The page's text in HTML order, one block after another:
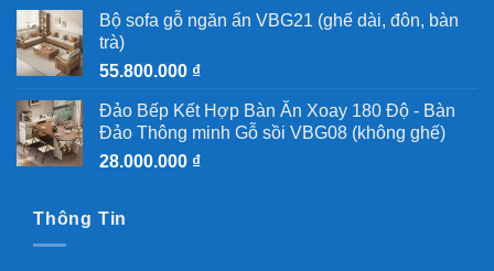
Bộ sofa gỗ ngăn ẩn VBG21 (ghế dài, đôn, bàn
trà)
55.800.000 ₫
Đảo Bếp Kết Hợp Bàn Ăn Xoay 180 Độ - Bàn
Đảo Thông minh Gỗ sồi VBG08 (không ghế)
28.000.000 ₫
Thông Tin